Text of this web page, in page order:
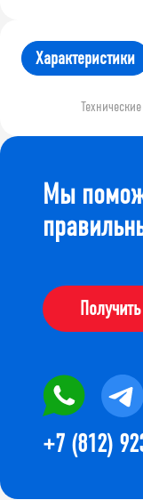
Характеристики
Мы
+7 (812)